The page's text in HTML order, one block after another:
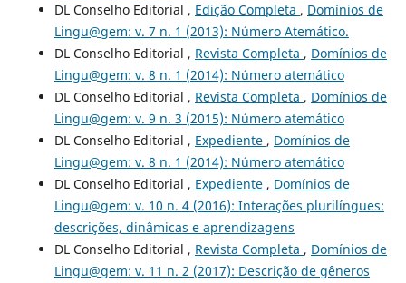
DL Conselho Editorial , Edição Completa , Domínios de
Lingu@gem: v. 7 n. 1 (2013): Número Atemático.
DL Conselho Editorial , Revista Completa , Domínios de
Lingu@gem: v. 8 n. 1 (2014): Número atemático
DL Conselho Editorial , Revista Completa , Domínios de
Lingu@gem: v. 9 n. 3 (2015): Número atemático
DL Conselho Editorial , Expediente , Domínios de
Lingu@gem: v. 8 n. 1 (2014): Número atemático
DL Conselho Editorial , Expediente , Domínios de
Lingu@gem: v. 10 n. 4 (2016): Interações plurilíngues:
descrições, dinâmicas e aprendizagens
DL Conselho Editorial , Revista Completa , Domínios de
Lingu@gem: v. 11 n. 2 (2017): Descrição de gêneros